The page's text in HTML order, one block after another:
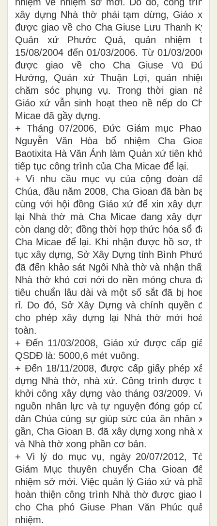
xây dựng Nhà thờ phải tạm dừng, Giáo xứ
được giao về cho Cha Giuse Lưu Thanh Kỳ,
Quản xứ Phước Quả, quản nhiệm từ
15/08/2004 đến 01/03/2006. Từ 01/03/2006,
được giao về cho Cha Giuse Vũ Đức
Hướng, Quản xứ Thuận Lợi, quản nhiệm
chăm sóc phụng vụ. Trong thời gian này
Giáo xứ vẫn sinh hoạt theo nề nếp do Cha
Micae đã gầy dựng.
+ Tháng 07/2006, Đức Giám mục Phaolô
Nguyễn Văn Hòa bổ nhiệm Cha Gioan
Baotixita Hà Văn Ánh làm Quản xứ tiên khởi,
tiếp tục công trình của Cha Micae để lại.
+ Vì nhu cầu mục vụ của cộng đoàn dân
Chúa, đầu năm 2008, Cha Gioan đã bàn bạc
cùng với hội đồng Giáo xứ để xin xây dựng
lại Nhà thờ mà Cha Micae đang xây dựng
còn dang dở; đồng thời hợp thức hóa sổ đất
Cha Micae để lại. Khi nhận được hồ sơ, thủ
tục xây dựng, Sở Xây Dựng tỉnh Bình Phước
đã đến khảo sát Ngôi Nhà thờ và nhận thấy,
Nhà thờ khó cơi nới do nền móng chưa đạt
tiêu chuẩn lâu dài và một số sắt đã bị hoen
rỉ. Do đó, Sở Xây Dựng và chính quyền đã
cho phép xây dựng lại Nhà thờ mới hoàn
toàn.
+ Đến 11/03/2008, Giáo xứ được cấp giấy
QSDĐ là: 5000,6 mét vuông.
+ Đến 18/11/2008, được cấp giấy phép xây
dựng Nhà thờ, nhà xứ. Công trình được tái
khởi công xây dựng vào tháng 03/2009. Với
nguồn nhân lực và tự nguyện đóng góp của
dân Chúa cùng sự giúp sức của ân nhân xa
gần, Cha Gioan B. đã xây dựng xong nhà xứ
và Nhà thờ xong phần cơ bản.
+ Vì lý do mục vụ, ngày 20/07/2012, Tòa
Giám Mục thuyên chuyển Cha Gioan đến
nhiệm sở mới. Việc quản lý Giáo xứ và phần
hoàn thiện công trình Nhà thờ được giao lại
cho Cha phó Giuse Phan Văn Phúc quản
nhiệm.